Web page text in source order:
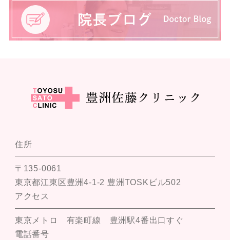
住所
〒135-0061
東京都江東区豊洲4-1-2 豊洲TOSKビル502
アクセス
東京メトロ 有楽町線 豊洲駅4番出口すぐ
電話番号